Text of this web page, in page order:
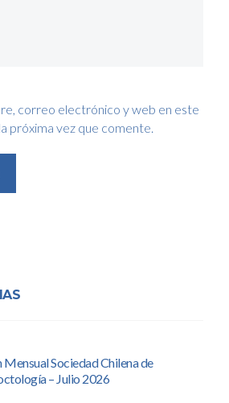
correo electrónico y web en este
próxima vez que comente.
Mensual Sociedad Chilena de
– Julio 2026